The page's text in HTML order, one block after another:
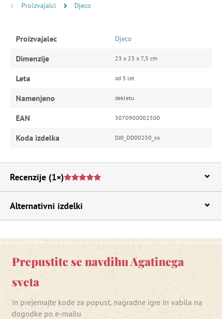
Proizvajalci
Djeco
Proizvajalec Djeco
Dimenzije 23 x 23 x 7,5 cm
Leta od 3 let
Namenjeno dekletu
EAN 3070900002500
Koda izdelka DJ0_DD00250_xx
Recenzije (1×)
Alternativni izdelki
Prepustite se navdihu Agatinega
sveta
in prejemajte kode za popust, nagradne igre in vabila na
dogodke po e-mailu